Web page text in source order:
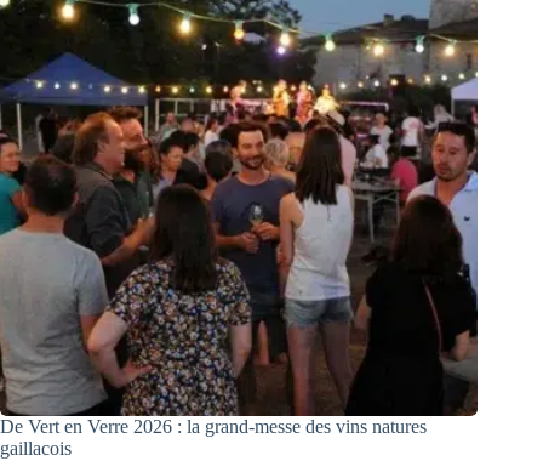
De Vert en Verre 2026 : la grand-messe des vins natures
gaillacois